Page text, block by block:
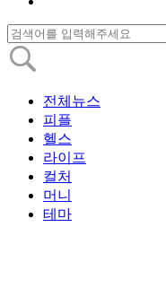
전체뉴스
피플
헬스
라이프
컬처
머니
테마